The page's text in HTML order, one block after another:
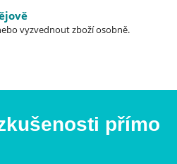
vyzvednout zboží osobně.
přímo